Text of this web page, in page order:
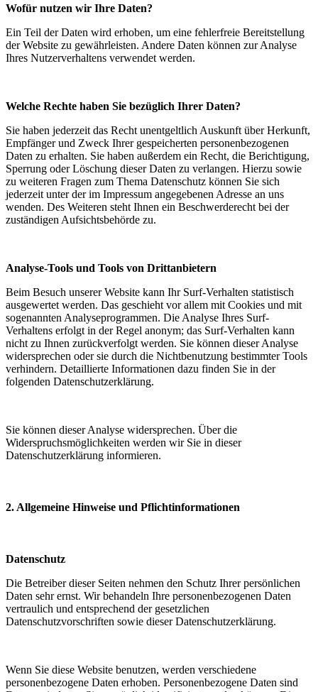
Wofür nutzen wir Ihre Daten?
Ein Teil der Daten wird erhoben, um eine fehlerfreie Bereitstellung
der Website zu gewährleisten. Andere Daten können zur Analyse
Ihres Nutzerverhaltens verwendet werden.
Welche Rechte haben Sie bezüglich Ihrer Daten?
Sie haben jederzeit das Recht unentgeltlich Auskunft über Herkunft,
Empfänger und Zweck Ihrer gespeicherten personenbezogenen
Daten zu erhalten. Sie haben außerdem ein Recht, die Berichtigung,
Sperrung oder Löschung dieser Daten zu verlangen. Hierzu sowie
zu weiteren Fragen zum Thema Datenschutz können Sie sich
jederzeit unter der im Impressum angegebenen Adresse an uns
wenden. Des Weiteren steht Ihnen ein Beschwerderecht bei der
zuständigen Aufsichtsbehörde zu.
Analyse-Tools und Tools von Drittanbietern
Beim Besuch unserer Website kann Ihr Surf-Verhalten statistisch
ausgewertet werden. Das geschieht vor allem mit Cookies und mit
sogenannten Analyseprogrammen. Die Analyse Ihres Surf-
Verhaltens erfolgt in der Regel anonym; das Surf-Verhalten kann
nicht zu Ihnen zurückverfolgt werden. Sie können dieser Analyse
widersprechen oder sie durch die Nichtbenutzung bestimmter Tools
verhindern. Detaillierte Informationen dazu finden Sie in der
folgenden Datenschutzerklärung.
Sie können dieser Analyse widersprechen. Über die
Widerspruchsmöglichkeiten werden wir Sie in dieser
Datenschutzerklärung informieren.
2. Allgemeine Hinweise und Pflichtinformationen
Datenschutz
Die Betreiber dieser Seiten nehmen den Schutz Ihrer persönlichen
Daten sehr ernst. Wir behandeln Ihre personenbezogenen Daten
vertraulich und entsprechend der gesetzlichen
Datenschutzvorschriften sowie dieser Datenschutzerklärung.
Wenn Sie diese Website benutzen, werden verschiedene
personenbezogene Daten erhoben. Personenbezogene Daten sind